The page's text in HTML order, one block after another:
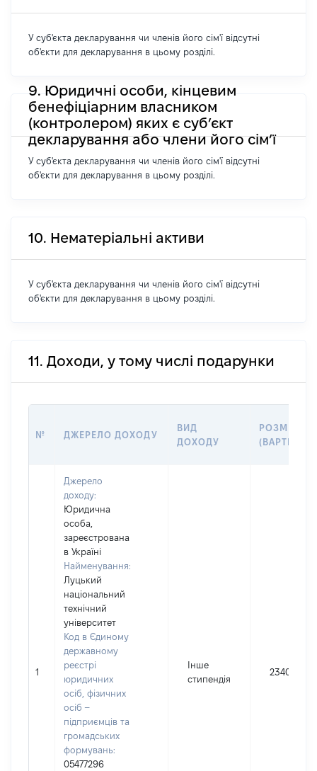
У суб'єкта декларування чи членів його сім'ї відсутні
об'єкти для декларування в цьому розділі.
9. Юридичні особи, кінцевим
бенефіціарним власником
(контролером) яких є суб’єкт
декларування або члени його сім’ї
У суб'єкта декларування чи членів його сім'ї відсутні
об'єкти для декларування в цьому розділі.
10. Нематеріальні активи
У суб'єкта декларування чи членів його сім'ї відсутні
об'єкти для декларування в цьому розділі.
11. Доходи, у тому числі подарунки
№ ДЖЕРЕЛО ДОХОДУ
ВИД
ДОХОДУ
РОЗМІР
(ВАРТІСТЬ)
1
Джерело
доходу:
Юридична
особа,
зареєстрована
в Україні
Найменування:
Луцький
національний
технічний
університет
Код в Єдиному
державному
реєстрі
юридичних
осіб, фізичних
осіб –
підприємців та
громадських
формувань:
05477296
Інше
стипендія
23400